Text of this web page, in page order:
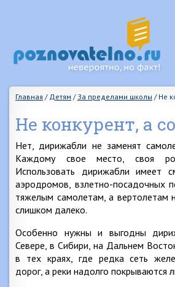
Главная / Детям / За пределами школы / Не
Не конкурент, а
Нет, дирижабли не заменят
Каждому свое место, своя
Использовать дирижабли имеет
аэродромов, взлетно-посадочных
тяжелым самолетам, а вертолетам
слишком далеко.
Особенно нужны и выгодны
Севере, в Сибири, на Дальнем
в тех краях, где редка сеть
дорог, а реки надолго покрываются